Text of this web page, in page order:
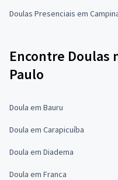
Doulas Presenciais em
Encontre Doulas
Paulo
Doula em Bauru
Doula em Carapicuíba
Doula em Diadema
Doula em Franca